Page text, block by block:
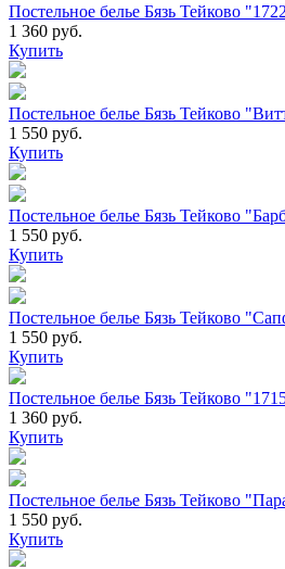
Постельное белье Бязь Тейково
1 360 руб.
Купить
Постельное белье Бязь Тейково
1 550 руб.
Купить
Постельное белье Бязь Тейково
1 550 руб.
Купить
Постельное белье Бязь Тейково
1 550 руб.
Купить
Постельное белье Бязь Тейково
1 360 руб.
Купить
Постельное белье Бязь Тейково
1 550 руб.
Купить